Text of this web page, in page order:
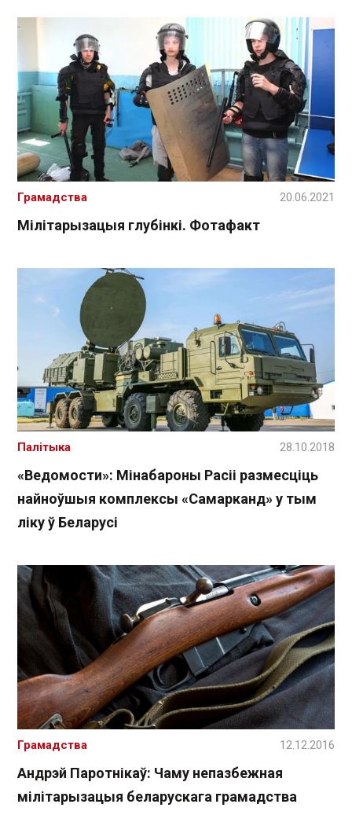
Мілітарызацыя глубінкі. Фотафакт
Грамадства 20.06.2021
«Ведомости»: Мінабароны Расіі размесціць
найноўшыя комплексы «Самарканд» у тым
ліку ў Беларусі
Палітыка 28.10.2018
Андрэй Паротнікаў: Чаму непазбежная
мілітарызацыя беларускага грамадства
Грамадства 12.12.2016